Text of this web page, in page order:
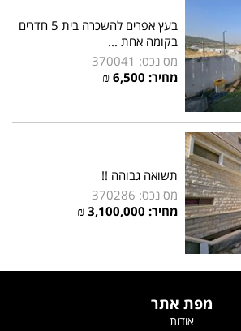
בעץ אפרים להשכרה בית 5 חדרים
בקומה אחת ...
מס נכס: 370041
מחיר: 6,500
₪
תשואה גבוהה !!
מס נכס: 370286
מחיר: 3,100,000
₪
מפת אתר
אודות